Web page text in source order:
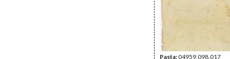
Pasta:04959.098.017